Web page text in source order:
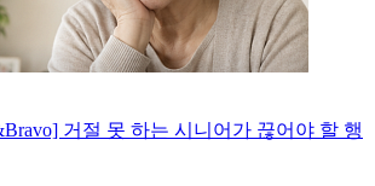
거절 못 하는 시니어가 끊어야 할 행